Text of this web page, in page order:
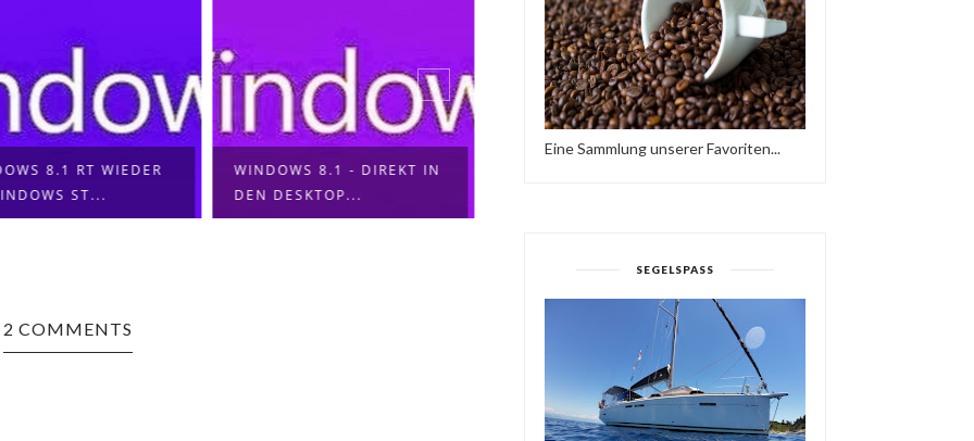
8.1 RT WIEDER
ST...
WINDOWS 8.1 - DIREKT IN
DEN DESKTOP...
2 COMMENTS
Eine Sammlung unserer Favoriten...
SEGELSPASS